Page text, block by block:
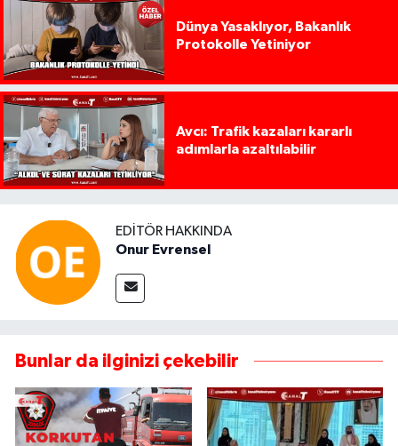
Dünya Yasaklıyor, Bakanlık
Protokolle Yetiniyor
Avcı: Trafik kazaları kararlı
adımlarla azaltılabilir
EDITÖR HAKKINDA
Onur Evrensel
Bunlar da ilginizi çekebilir